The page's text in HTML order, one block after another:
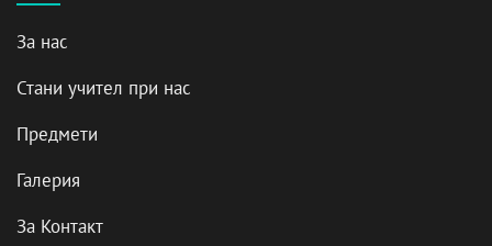
За нас
Стани учител при нас
Предмети
Галерия
За Контакт